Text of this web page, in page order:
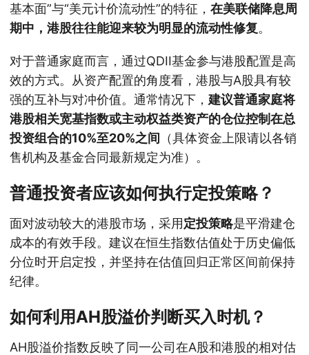
基本面”与“美元计价流动性”的特征， 在美联储降息周
期中，港股往往能迎来较为明显的流动性修复。
对于普通家庭而言，通过QDII基金参与港股配置是高
效的方式。从资产配置的角度看，港股与A股具有较
强的互补与对冲价值。通常情况下， 建议普通家庭将
港股相关宽基指数或主动权益类资产的仓位控制在总
投资组合的10%至20%之间 （具体资金上限请以各销
售机构及基金合同最新规定为准）。
普通投资者应该如何执行定投策略？
面对波动较大的港股市场，采用定投策略是平滑建仓
成本的有效手段。建议在恒生指数估值处于历史偏低
分位时开启定投，并坚持在估值回归正常区间前保持
纪律。
如何利用AH股溢价判断买入时机？
AH股溢价指数反映了同一公司在A股和港股的相对估